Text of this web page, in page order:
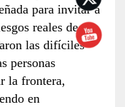
para invitar a
reales de
las difíciles
personas
la frontera,
en